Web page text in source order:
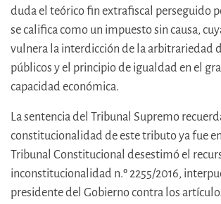
duda el teórico fin extrafiscal perseguido
se califica como un impuesto sin causa,
vulnera la interdicción de la arbitrariedad
públicos y el principio de igualdad en el
capacidad económica.
La sentencia del Tribunal Supremo
constitucionalidad de este tributo ya fue
Tribunal Constitucional desestimó el
inconstitucionalidad n.º 2255/2016,
presidente del Gobierno contra los artículos